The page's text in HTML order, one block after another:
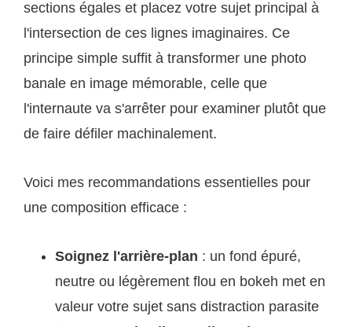
sections égales et placez votre sujet principal à
l'intersection de ces lignes imaginaires. Ce
principe simple suffit à transformer une photo
banale en image mémorable, celle que
l'internaute va s'arrêter pour examiner plutôt que
de faire défiler machinalement.
Voici mes recommandations essentielles pour
une composition efficace :
Soignez l'arrière-plan : un fond épuré,
neutre ou légèrement flou en bokeh met en
valeur votre sujet sans distraction parasite